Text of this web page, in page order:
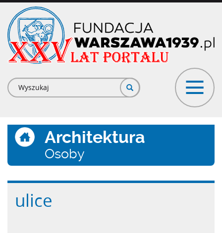
Przejdź
treści
Formularz
wyszukiwania
Architektura
Osoby
ulice